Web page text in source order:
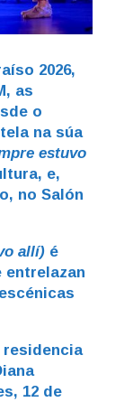
2026,
as
o
na súa
estuvo
e,
no Salón
allí)é
entrelazan
residencia
12 de